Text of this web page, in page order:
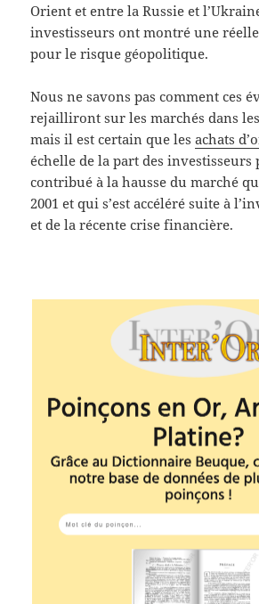
Orient et entre la Russie et
investisseurs ont montré une
pour le risque géopolitique.
Nous ne savons pas comment ces
rejailliront sur les marchés dans
mais il est certain que lesachats
échelle de la part des investisseurs
contribué à la hausse du marché
2001 et qui s’est accéléré suite à
et de la récente crise financière.